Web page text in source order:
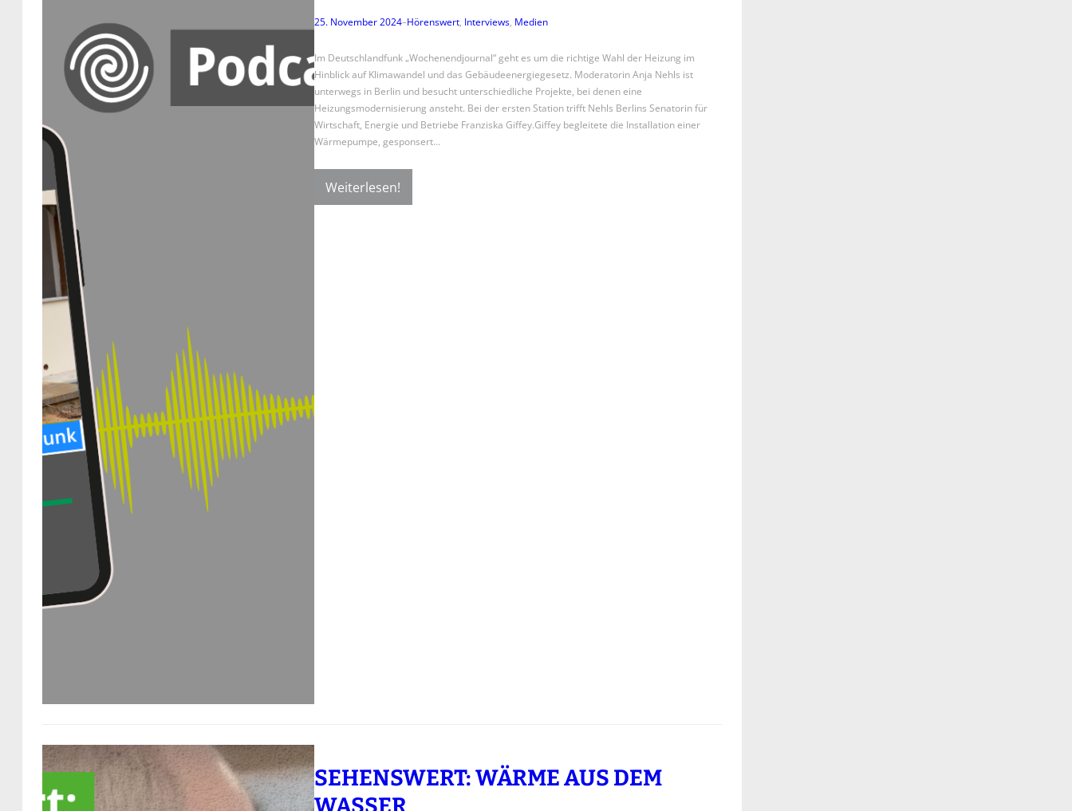
25. November 2024–Hörenswert, Interviews, Medien
Im Deutschlandfunk „Wochenendjournal“ geht es um die richtige Wahl der Heizung im
Hinblick auf Klimawandel und das Gebäudeenergiegesetz. Moderatorin Anja Nehls ist
unterwegs in Berlin und besucht unterschiedliche Projekte, bei denen eine
Heizungsmodernisierung ansteht. Bei der ersten Station trifft Nehls Berlins Senatorin für
Wirtschaft, Energie und Betriebe Franziska Giffey.Giffey begleitete die Installation einer
Wärmepumpe, gesponsert…
Weiterlesen!
SEHENSWERT: WÄRME AUS DEM
WASSER